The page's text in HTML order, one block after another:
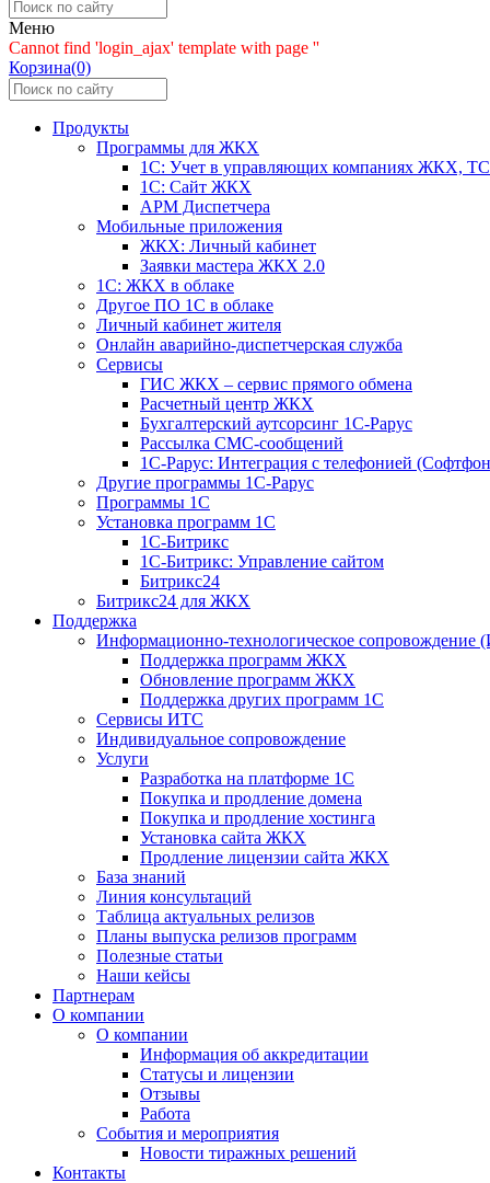
Меню
Cannot find 'login_ajax' template with page ''
Корзина(0)
Продукты
Программы для ЖКХ
1С: Учет в управляющих компаниях ЖКХ,
1С: Сайт ЖКХ
АРМ Диспетчера
Мобильные приложения
ЖКХ: Личный кабинет
Заявки мастера ЖКХ 2.0
1С: ЖКХ в облаке
Другое ПО 1С в облаке
Личный кабинет жителя
Онлайн аварийно-диспетчерская служба
Сервисы
ГИС ЖКХ – сервис прямого обмена
Расчетный центр ЖКХ
Бухгалтерский аутсорсинг 1С-Рарус
Рассылка СМС-сообщений
1С-Рарус: Интеграция с телефонией
Другие программы 1С-Рарус
Программы 1С
Установка программ 1С
1С-Битрикс
1С-Битрикс: Управление сайтом
Битрикс24
Битрикс24 для ЖКХ
Поддержка
Информационно-технологическое сопровождение
Поддержка программ ЖКХ
Обновление программ ЖКХ
Поддержка других программ 1С
Сервисы ИТС
Индивидуальное сопровождение
Услуги
Разработка на платформе 1С
Покупка и продление домена
Покупка и продление хостинга
Установка сайта ЖКХ
Продление лицензии сайта ЖКХ
База знаний
Линия консультаций
Таблица актуальных релизов
Планы выпуска релизов программ
Полезные статьи
Наши кейсы
Партнерам
О компании
О компании
Информация об аккредитации
Статусы и лицензии
Отзывы
Работа
События и мероприятия
Новости тиражных решений
Контакты